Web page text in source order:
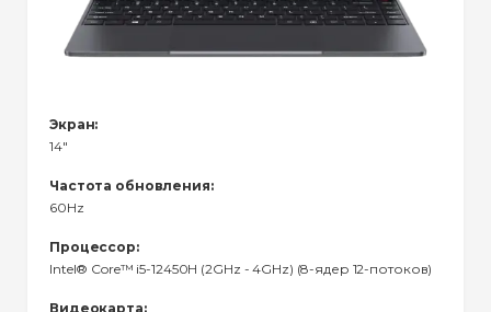
Экран:
14"
Частота обновления:
60Hz
Процессор:
Intel® Core™ i5-12450H (2GHz - 4GHz) (8-ядер 12-потоков)
Видеокарта: